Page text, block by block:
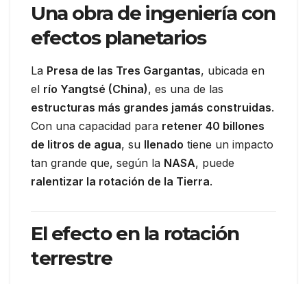
Una obra de ingeniería con
efectos planetarios
La Presa de las Tres Gargantas, ubicada en
el río Yangtsé (China), es una de las
estructuras más grandes jamás construidas.
Con una capacidad para retener 40 billones
de litros de agua, su llenado tiene un impacto
tan grande que, según la NASA, puede
ralentizar la rotación de la Tierra.
El efecto en la rotación
terrestre